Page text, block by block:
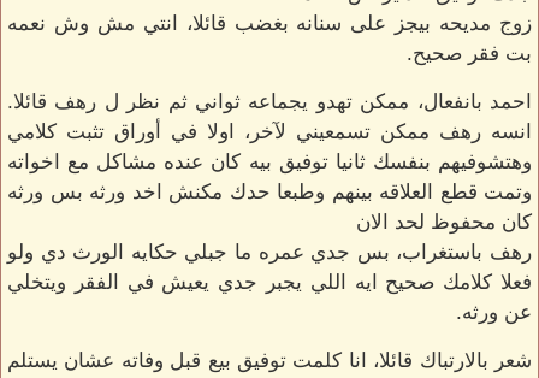
زوج مديحه بيجز على سنانه بغضب قائلا، انتي مش وش نعمه
بت فقر صحيح.
احمد بانفعال، ممكن تهدو يجماعه ثواني ثم نظر ل رهف قائلا.
انسه رهف ممكن تسمعيني لآخر، اولا في أوراق تثبت كلامي
وهتشوفيهم بنفسك ثانيا توفيق بيه كان عنده مشاكل مع اخواته
وتمت قطع العلاقه بينهم وطبعا حدك مكنش اخد ورثه بس ورثه
كان محفوظ لحد الان
رهف باستغراب، بس جدي عمره ما جبلي حكايه الورث دي ولو
فعلا كلامك صحيح ايه اللي يجبر جدي يعيش في الفقر ويتخلي
عن ورثه.
شعر بالارتباك قائلا، انا كلمت توفيق بيع قبل وفاته عشان يستلم